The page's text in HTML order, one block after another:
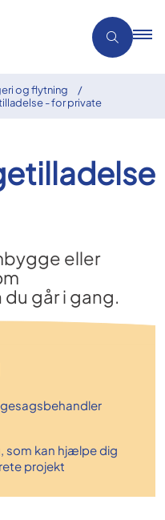
og flytning
- for private
eller
går i gang.
som kan hjælpe dig
projekt